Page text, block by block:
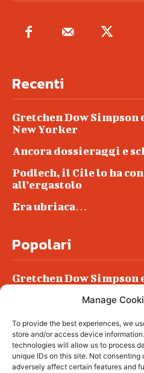
Manage
To provide the best experiences, we
store and/or access device
technologies will allow us to process
unique IDs on this site. Not
adversely affect certain features and
Recenti
Gretchen Dow Simpson
New Yorker
Ancora dossieraggi e
Podlech, il Cile lo ha
all’ergastolo
Era ubriaca…
Popolari
Gretchen Dow Simpson
Podlech, il Cile lo ha
all’ergastolo
Era ubriaca…